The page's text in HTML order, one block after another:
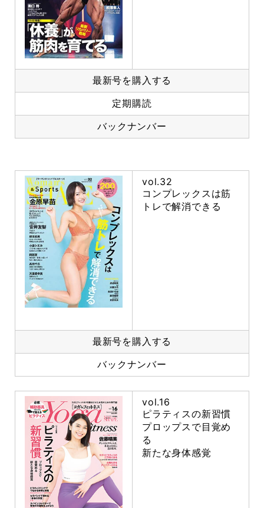
最新号を購入する
定期購読
バックナンバー
vol.32
コンプレックスは筋
トレで解消できる
最新号を購入する
バックナンバー
vol.16
ピラティスの新習慣
プロップスで目覚め
る
新たな身体感覚